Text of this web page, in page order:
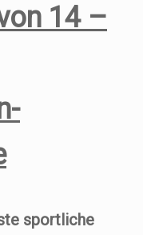
14 –
sportliche